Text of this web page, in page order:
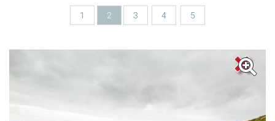
1 2 3 4 5